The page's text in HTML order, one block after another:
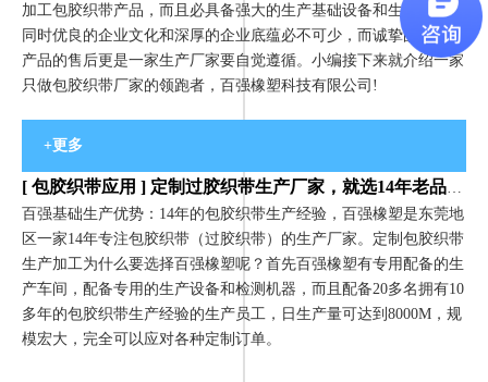
加工包胶织带产品，而且必具备强大的生产基础设备和生产员工，
同时优良的企业文化和深厚的企业底蕴必不可少，而诚挚的服务和
产品的售后更是一家生产厂家要自觉遵循。小编接下来就介绍一家
只做包胶织带厂家的领跑者，百强橡塑科技有限公司!
+更多
[ 包胶织带应用 ] 定制过胶织带生产厂家，就选14年老品牌百强橡塑
百强基础生产优势：14年的包胶织带生产经验，百强橡塑是东莞地
区一家14年专注包胶织带（过胶织带）的生产厂家。定制包胶织带
生产加工为什么要选择百强橡塑呢？首先百强橡塑有专用配备的生
产车间，配备专用的生产设备和检测机器，而且配备20多名拥有10
多年的包胶织带生产经验的生产员工，日生产量可达到8000M，规
模宏大，完全可以应对各种定制订单。